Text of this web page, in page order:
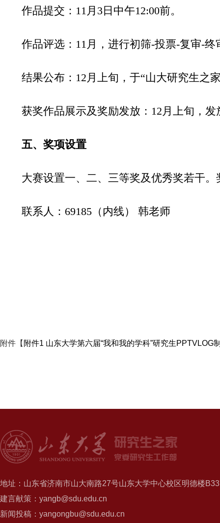
作品提交：11月3日中午12:00前。
作品评选：11月，进行初筛-投票-复审-终
结果公布：12月上旬，于“山大研究生之
获奖作品展示及奖励发放：12月上旬，
五、奖项设置
大赛设置一、二、三等奖及优秀奖若干
联系人：69185（内线） 韩老师
附件【 附件1 山东大学第六届“我和我的学科”研究生PPTVLOG
地址：山东省济南市山大南路27号山东大学中心校区明德楼
建言献策：yangb@sdu.edu.cn
新闻投稿：yangongbu@sdu.edu.cn